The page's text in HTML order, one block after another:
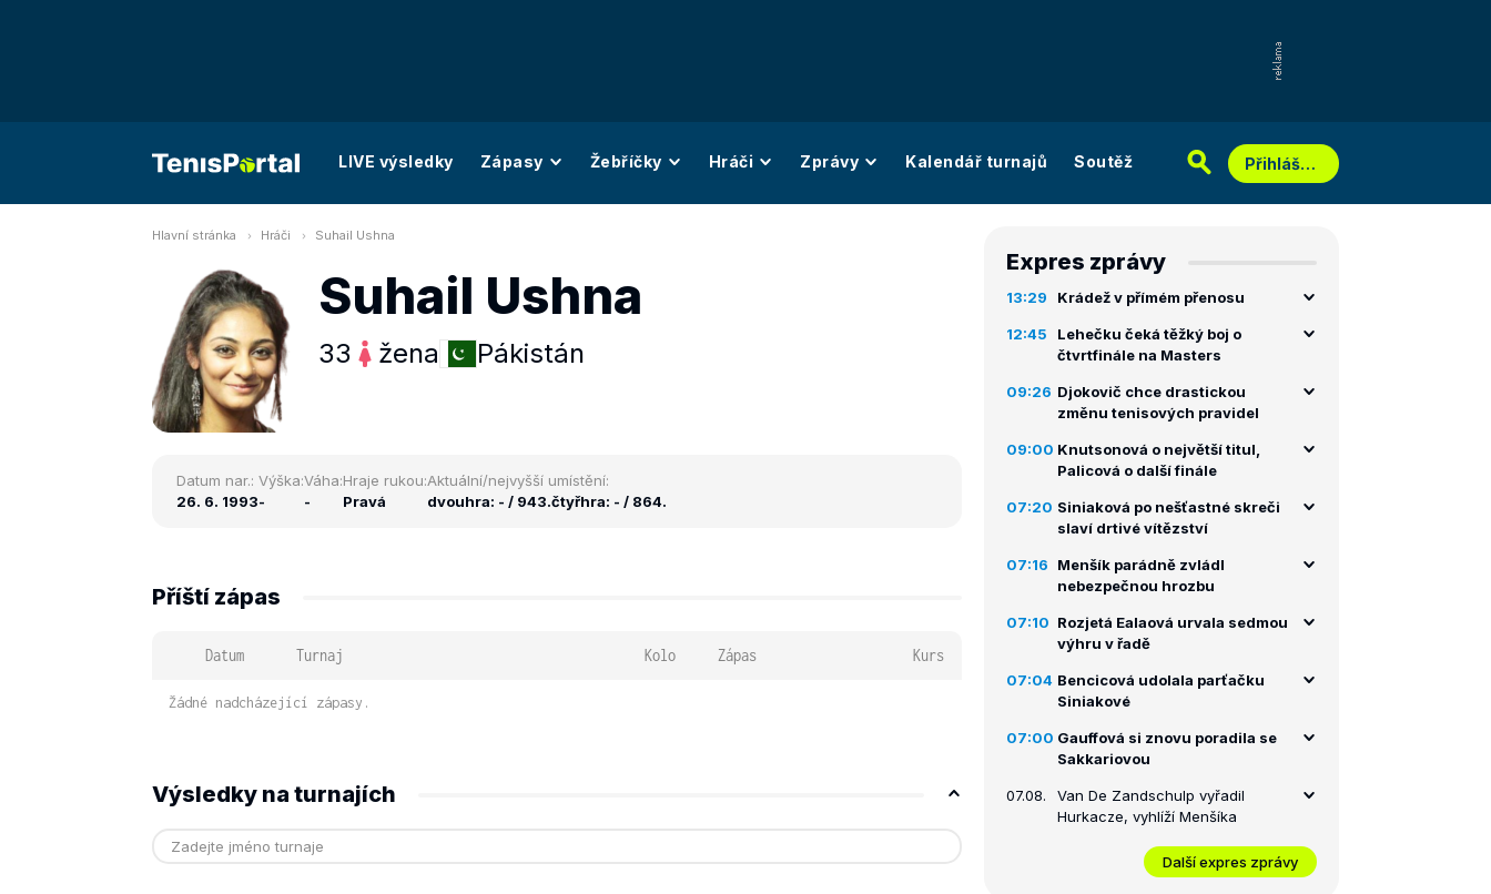
LIVE výsledky Zápasy Žebříčky Hráči Zprávy Kalendář turnajů Soutěž Přihlášení
Hlavní stránka Hráči Suhail Ushna
Suhail Ushna
33 žena Pákistán
Datum nar.:
26. 6. 1993
Výška:
-
Váha:
-
Hraje rukou:
Pravá
Aktuální/nejvyšší umístění:
dvouhra: - / 943.čtyřhra: - / 864.
Příští zápas
Datum Turnaj Kolo Zápas Kurs
Žádné nadcházející zápasy.
Výsledky na turnajích
Expres zprávy
13:29 Krádež v přímém přenosu
12:45
Lehečku čeká těžký boj o
čtvrtfinále na Masters
09:26 Djokovič chce drastickou
změnu tenisových pravidel
09:00 Knutsonová o největší titul,
Palicová o další finále
07:20 Siniaková po nešťastné skreči
slaví drtivé vítězství
07:16
Menšík parádně zvládl
nebezpečnou hrozbu
07:10 Rozjetá Ealaová urvala sedmou
výhru v řadě
07:04 Bencicová udolala parťačku
Siniakové
07:00 Gauffová si znovu poradila se
Sakkariovou
07.08.
Van De Zandschulp vyřadil
Hurkacze, vyhlíží Menšíka
Další expres zprávy